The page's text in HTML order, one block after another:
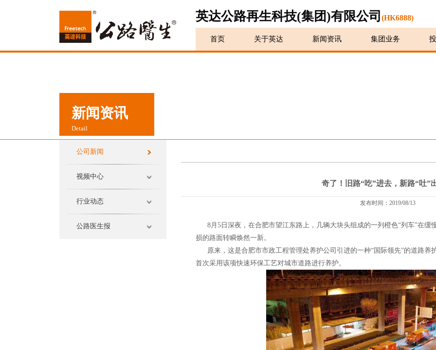
英达公路再生科技(集团)有限公司 (HK6888)
首页 关于英达 新闻资讯 集团业务
新闻资讯
Detail
公司新闻
视频中心
行业动态
公路医生报
奇了！旧路“吃”进去，新路“吐”
发布时间：2019/08/13
8月 5 日深夜，在合肥市望江东路上，几辆大块头组成的一列橙色“列车”在
损的路面转瞬焕然一新。
原来，这是合肥市市政工程管理处养护公司引进的一种“国际领先”的道路
首次采用该项快速环保工艺对城市道路进行养护。